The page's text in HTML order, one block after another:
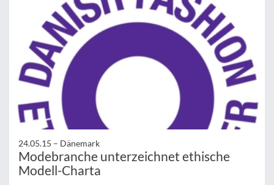
24.05.15 – Dänemark
Modebranche unterzeichnet ethische
Modell-Charta